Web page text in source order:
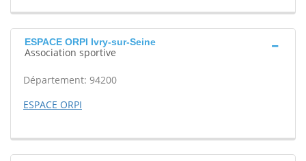
ESPACE ORPI Ivry-sur-Seine
Association sportive
Département: 94200
ESPACE ORPI